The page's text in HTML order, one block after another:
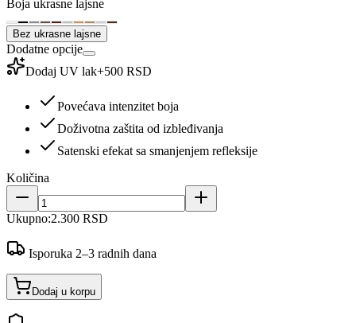
Boja ukrasne lajsne
Bez ukrasne lajsne
Dodatne opcije
Dodaj UV lak+500 RSD
Povećava intenzitet boja
Doživotna zaštita od izbleđivanja
Satenski efekat sa smanjenjem refleksije
Količina
Ukupno:2.300 RSD
Isporuka 2–3 radnih dana
Dodaj u korpu